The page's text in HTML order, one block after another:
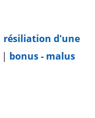
résiliation d'une
| bonus - malus